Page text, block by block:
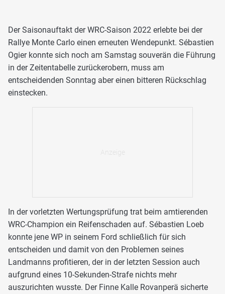
Der Saisonauftakt der WRC-Saison 2022 erlebte bei der
Rallye Monte Carlo einen erneuten Wendepunkt. Sébastien
Ogier konnte sich noch am Samstag souverän die Führung
in der Zeitentabelle zurückerobern, muss am
entscheidenden Sonntag aber einen bitteren Rückschlag
einstecken.
In der vorletzten Wertungsprüfung trat beim amtierenden
WRC-Champion ein Reifenschaden auf. Sébastien Loeb
konnte jene WP in seinem Ford schließlich für sich
entscheiden und damit von den Problemen seines
Landmanns profitieren, der in der letzten Session auch
aufgrund eines 10-Sekunden-Strafe nichts mehr
auszurichten wusste. Der Finne Kalle Rovanperä sicherte